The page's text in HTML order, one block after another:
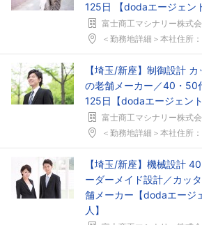
125日 【dodaエージェン
富士商工マシナリー株式
＜勤務地詳細＞本社住所：
【埼玉/新座】制御設計
の老舗メーカー／40・50
125日【dodaエージェン
富士商工マシナリー株式
＜勤務地詳細＞本社住所：
【埼玉/新座】機械設計
ーダーメイド設計／カッ
舗メーカー【dodaエージ
人】